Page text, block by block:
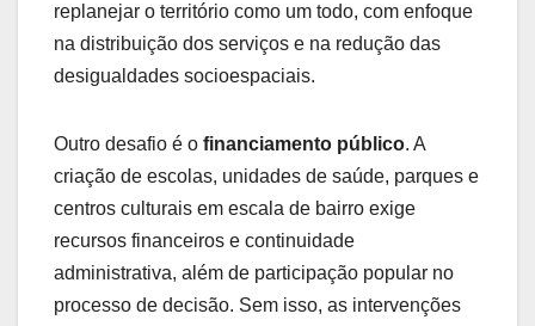
replanejar o território como um todo, com enfoque
na distribuição dos serviços e na redução das
desigualdades socioespaciais.
Outro desafio é o financiamento público. A
criação de escolas, unidades de saúde, parques e
centros culturais em escala de bairro exige
recursos financeiros e continuidade
administrativa, além de participação popular no
processo de decisão. Sem isso, as intervenções